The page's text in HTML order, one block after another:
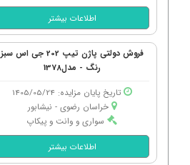
اطلاعات بیشتر
فروش دولتی پاژن تیپ 202 جی اس سبز
رنگ - مدل1378
تاریخ پایان مزایده: 1405/05/24
خراسان رضوی - نیشابور
سواری و وانت و پیکاپ
اطلاعات بیشتر